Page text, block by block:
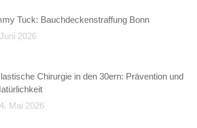
Tuck: Bauchdeckenstraffung Bonn
2026
Chirurgie in den 30ern: Prävention und
Mai 2026